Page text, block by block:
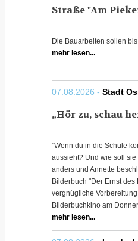
Straße "Am
Die Bauarbeiten sollen
mehr lesen...
07.08.2026 - Stadt
„Hör zu, schau
"Wenn du in die Schule
aussieht? Und wie soll
anders und Annette
Bilderbuch "Der Ernst
vergnügliche
Bilderbuchkino am
mehr lesen...